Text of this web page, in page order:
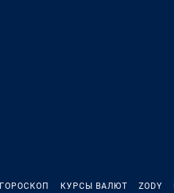
ГОРОСКОП КУРСЫ ВАЛЮТ ZODY